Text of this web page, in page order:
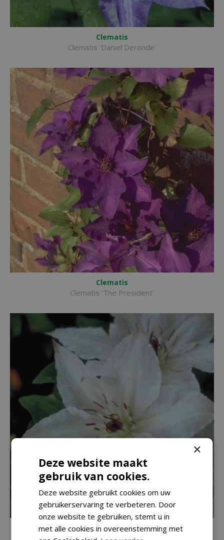
Clematis
Clematis 'Daniel Deronde'
Clematis
Clematis 'The President'
Clematis
×
Deze website maakt
gebruik van cookies.
Deze website gebruikt cookies om uw
gebruikerservaring te verbeteren. Door
onze website te gebruiken, stemt u in
met alle cookies in overeenstemming met